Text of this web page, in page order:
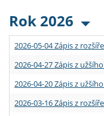
Rok 2026
2026-05-04 Zápis z
2026-04-27 Zápis z
2026-04-20 Zápis z
2026-03-16 Zápis z